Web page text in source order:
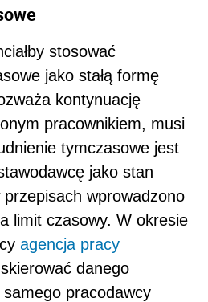
stosować
jako stałą formę
kontynuację
pracownikiem, musi
tymczasowe jest
jako stan
wprowadzono
limit czasowy. W okresie
agencja pracy
danego
pracodawcy